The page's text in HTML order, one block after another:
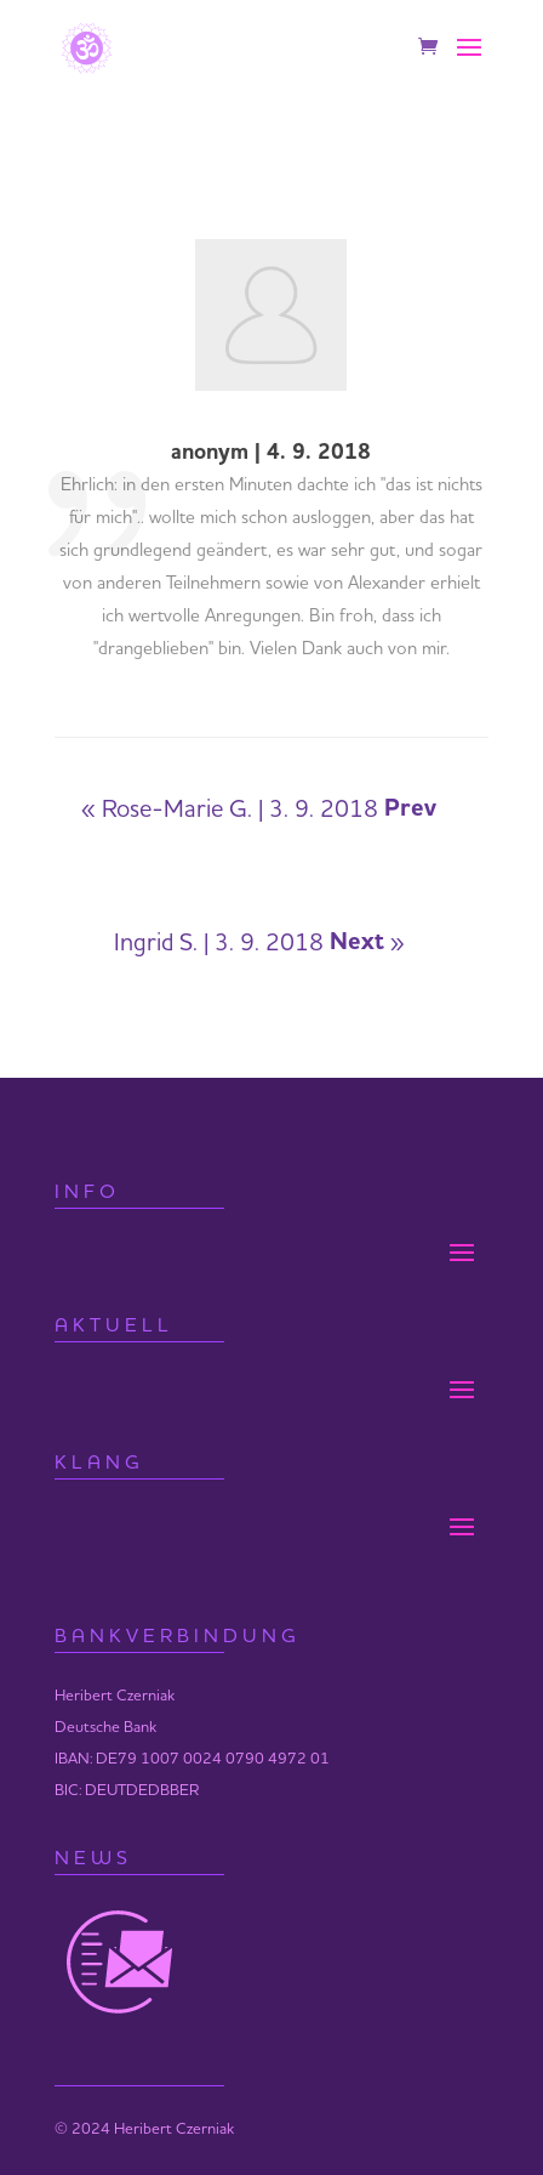
anonym | 4. 9. 2018
Ehrlich: in den ersten Minuten dachte ich "das ist nichts
für mich".. wollte mich schon ausloggen, aber das hat
sich grundlegend geändert, es war sehr gut, und sogar
von anderen Teilnehmern sowie von Alexander erhielt
ich wertvolle Anregungen. Bin froh, dass ich
"drangeblieben" bin. Vielen Dank auch von mir.
« Rose-Marie G. | 3. 9. 2018 Prev
Ingrid S. | 3. 9. 2018 Next»
INFO
AKTUELL
KLANG
BANKVERBINDUNG
Heribert Czerniak
Deutsche Bank
IBAN: DE79 1007 0024 0790 4972 01
BIC: DEUTDEDBBER
NEWS
© 2024 Heribert Czerniak